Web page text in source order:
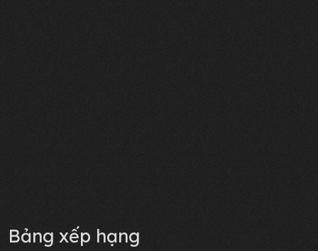
Bảng xếp hạng